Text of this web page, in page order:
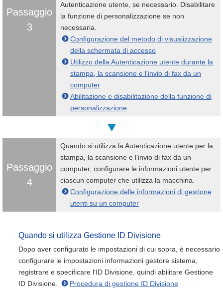
Passaggio
3
Autenticazione utente, se necessario. Disabilitare
la funzione di personalizzazione se non
necessaria.
Configurazione del metodo di visualizzazione
della schermata di accesso
Utilizzo della Autenticazione utente durante la
stampa, la scansione e l'invio di fax da un
computer
Abilitazione e disabilitazione della funzione di
personalizzazione
Passaggio
4
Quando si utilizza la Autenticazione utente per la
stampa, la scansione e l'invio di fax da un
computer, configurare le informazioni utente per
ciascun computer che utilizza la macchina.
Configurazione delle informazioni di gestione
utenti su un computer
Quando si utilizza Gestione ID Divisione
Dopo aver configurato le impostazioni di cui sopra, è necessario
configurare le impostazioni informazioni gestore sistema,
registrare e specificare l'ID Divisione, quindi abilitare Gestione
ID Divisione.
Procedura di gestione ID Divisione